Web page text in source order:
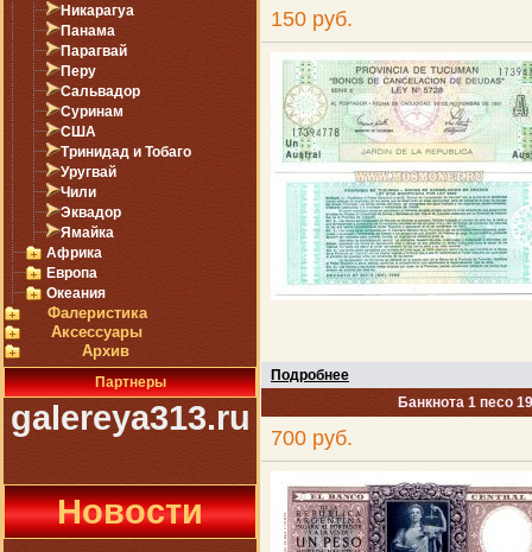
Никарагуа
Панама
Парагвай
Перу
Сальвадор
Суринам
США
Тринидад и Тобаго
Уругвай
Чили
Эквадор
Ямайка
Африка
Европа
Океания
Фалеристика
Аксессуары
Архив
Партнеры
galereya313.ru
Новости
150 руб.
Подробнее
Банкнота 1 песо
700 руб.